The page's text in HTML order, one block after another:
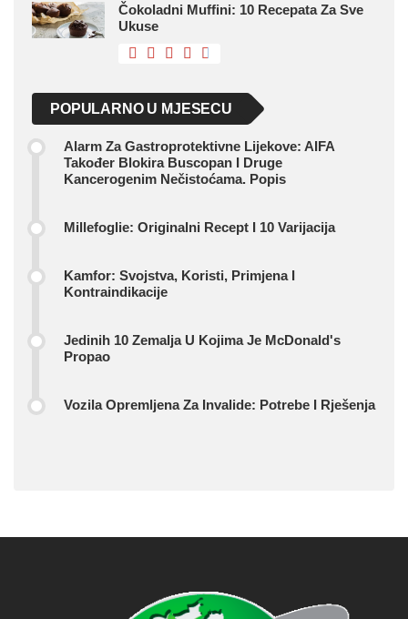
Čokoladni Muffini: 10 Recepata Za Sve
Ukuse
POPULARNO U MJESECU
Alarm Za Gastroprotektivne Lijekove: AIFA
Također Blokira Buscopan I Druge
Kancerogenim Nečistoćama. Popis
Millefoglie: Originalni Recept I 10 Varijacija
Kamfor: Svojstva, Koristi, Primjena I
Kontraindikacije
Jedinih 10 Zemalja U Kojima Je McDonald's
Propao
Vozila Opremljena Za Invalide: Potrebe I Rješenja